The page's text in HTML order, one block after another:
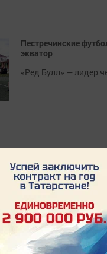
Пестречинские
экватор
«Ред Булл» — лидер
В Пестречинском
тир «Рубеж»
Для участия